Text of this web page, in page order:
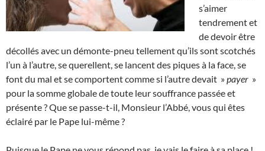
s’aimer
tendrement et
de devoir être
décollés avec un démonte-pneu tellement qu’ils sont scotchés
l’un à l’autre, se querellent, se lancent des piques à la face, se
font du mal et se comportent comme si l’autre devait »payer »
pour la somme globale de toute leur souffrance passée et
présente ? Que se passe-t-il, Monsieur l’Abbé, vous qui êtes
éclairé par le Pape lui-même ?